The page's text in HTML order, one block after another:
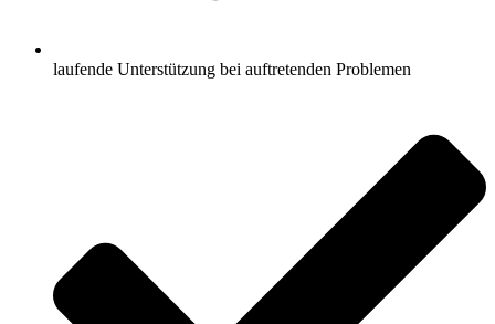
laufende Unterstützung bei auftretenden Problemen